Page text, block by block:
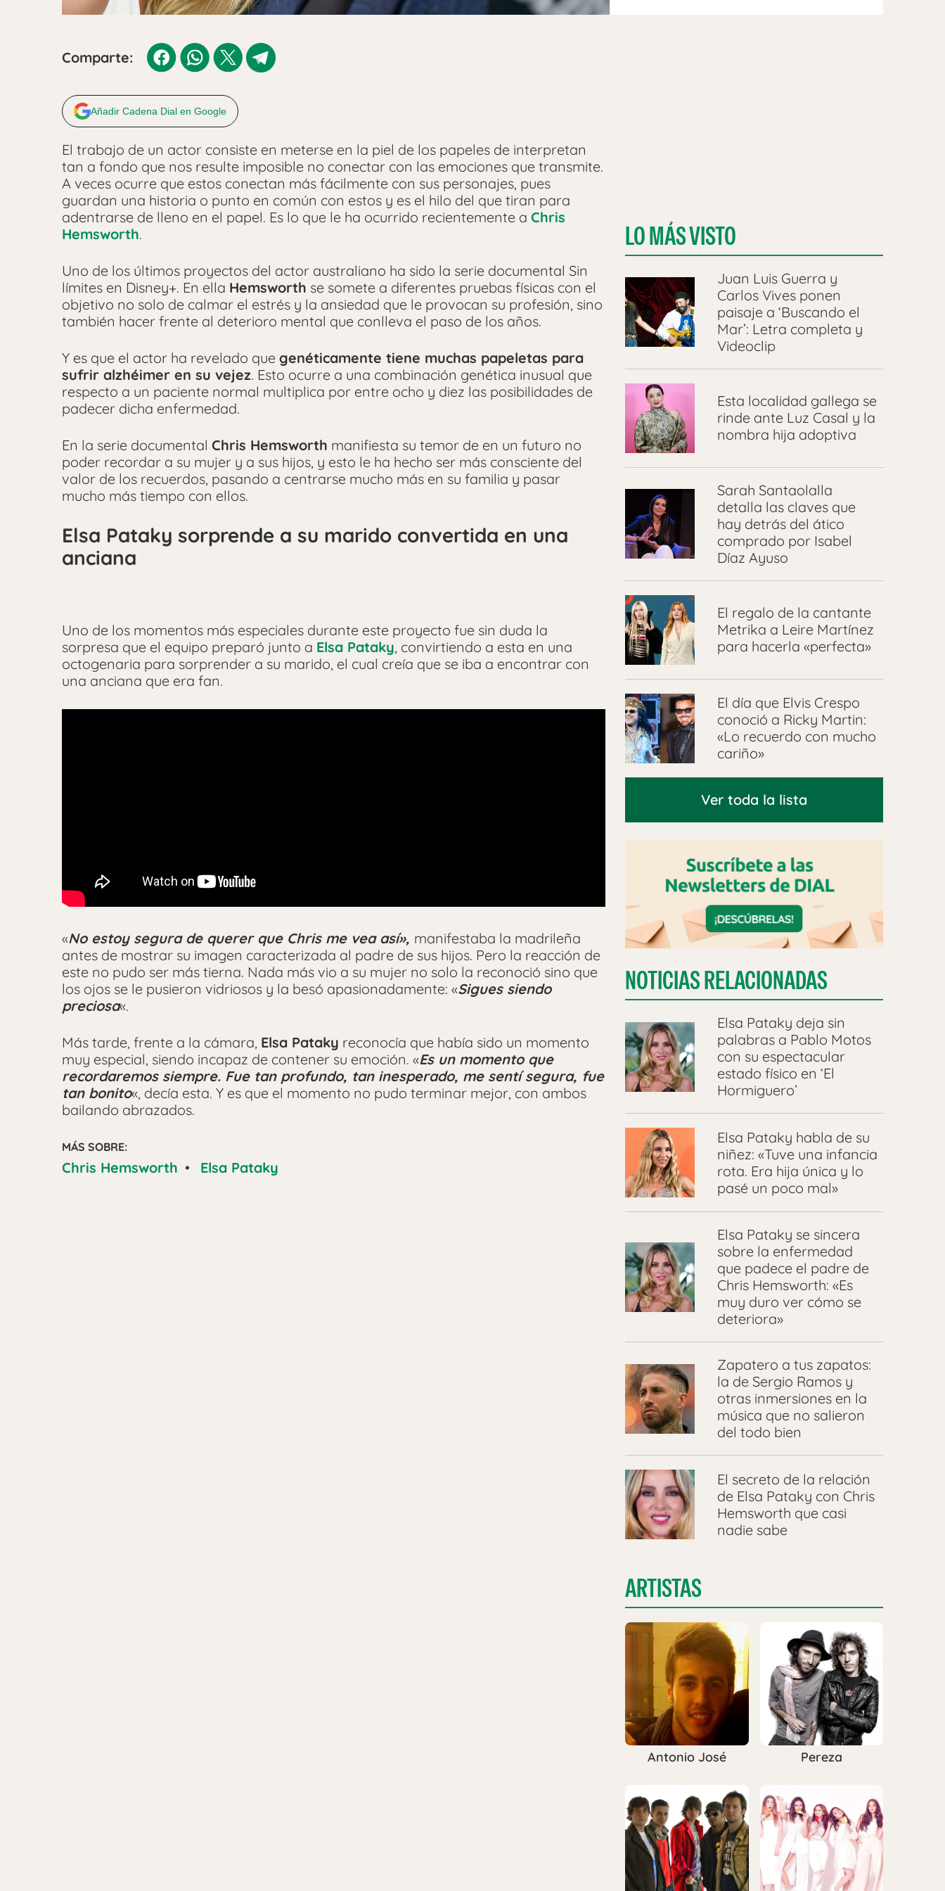
Comparte:
Añadir Cadena Dial en Google
El trabajo de un actor consiste en meterse en la piel de los papeles de interpretan
tan a fondo que nos resulte imposible no conectar con las emociones que transmite.
A veces ocurre que estos conectan más fácilmente con sus personajes, pues
guardan una historia o punto en común con estos y es el hilo del que tiran para
adentrarse de lleno en el papel. Es lo que le ha ocurrido recientemente a Chris
Hemsworth.
Uno de los últimos proyectos del actor australiano ha sido la serie documental Sin
límites en Disney+. En ella Hemsworth se somete a diferentes pruebas físicas con el
objetivo no solo de calmar el estrés y la ansiedad que le provocan su profesión, sino
también hacer frente al deterioro mental que conlleva el paso de los años.
Y es que el actor ha revelado que genéticamente tiene muchas papeletas para
sufrir alzhéimer en su vejez. Esto ocurre a una combinación genética inusual que
respecto a un paciente normal multiplica por entre ocho y diez las posibilidades de
padecer dicha enfermedad.
En la serie documental Chris Hemsworth manifiesta su temor de en un futuro no
poder recordar a su mujer y a sus hijos, y esto le ha hecho ser más consciente del
valor de los recuerdos, pasando a centrarse mucho más en su familia y pasar
mucho más tiempo con ellos.
Elsa Pataky sorprende a su marido convertida en una
anciana
Uno de los momentos más especiales durante este proyecto fue sin duda la
sorpresa que el equipo preparó junto a Elsa Pataky, convirtiendo a esta en una
octogenaria para sorprender a su marido, el cual creía que se iba a encontrar con
una anciana que era fan.
«No estoy segura de querer que Chris me vea así», manifestaba la madrileña
antes de mostrar su imagen caracterizada al padre de sus hijos. Pero la reacción de
este no pudo ser más tierna. Nada más vio a su mujer no solo la reconoció sino que
los ojos se le pusieron vidriosos y la besó apasionadamente: «Sigues siendo
preciosa«.
Más tarde, frente a la cámara, Elsa Pataky reconocía que había sido un momento
muy especial, siendo incapaz de contener su emoción. «Es un momento que
recordaremos siempre. Fue tan profundo, tan inesperado, me sentí segura, fue
tan bonito«, decía esta. Y es que el momento no pudo terminar mejor, con ambos
bailando abrazados.
MÁS SOBRE:
Chris Hemsworth • Elsa Pataky
LO MÁS VISTO
Juan Luis Guerra y
Carlos Vives ponen
paisaje a ‘Buscando el
Mar’: Letra completa y
Videoclip
Esta localidad gallega se
rinde ante Luz Casal y la
nombra hija adoptiva
Sarah Santaolalla
detalla las claves que
hay detrás del ático
comprado por Isabel
Díaz Ayuso
El regalo de la cantante
Metrika a Leire Martínez
para hacerla «perfecta»
El día que Elvis Crespo
conoció a Ricky Martin:
«Lo recuerdo con mucho
cariño»
Ver toda la lista
NOTICIAS RELACIONADAS
Elsa Pataky deja sin
palabras a Pablo Motos
con su espectacular
estado físico en ‘El
Hormiguero’
Elsa Pataky habla de su
niñez: «Tuve una infancia
rota. Era hija única y lo
pasé un poco mal»
Elsa Pataky se sincera
sobre la enfermedad
que padece el padre de
Chris Hemsworth: «Es
muy duro ver cómo se
deteriora»
Zapatero a tus zapatos:
la de Sergio Ramos y
otras inmersiones en la
música que no salieron
del todo bien
El secreto de la relación
de Elsa Pataky con Chris
Hemsworth que casi
nadie sabe
ARTISTAS
Antonio José Pereza